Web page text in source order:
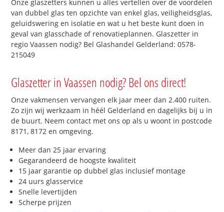
Onze glaszetters kunnen u alles vertellen over de voordelen
van dubbel glas ten opzichte van enkel glas, veiligheidsglas,
geluidswering en isolatie en wat u het beste kunt doen in
geval van glasschade of renovatieplannen. Glaszetter in
regio Vaassen nodig? Bel Glashandel Gelderland: 0578-
215049
Glaszetter in Vaassen nodig? Bel ons direct!
Onze vakmensen vervangen elk jaar meer dan 2.400 ruiten.
Zo zijn wij werkzaam in héél Gelderland en dagelijks bij u in
de buurt. Neem contact met ons op als u woont in postcode
8171, 8172 en omgeving.
Meer dan 25 jaar ervaring
Gegarandeerd de hoogste kwaliteit
15 jaar garantie op dubbel glas inclusief montage
24 uurs glasservice
Snelle levertijden
Scherpe prijzen